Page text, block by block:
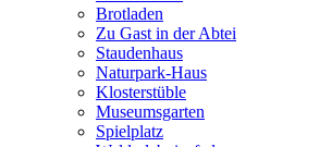
Brotladen
Zu Gast in der Abtei
Staudenhaus
Naturpark-Haus
Klosterstüble
Museumsgarten
Spielplatz